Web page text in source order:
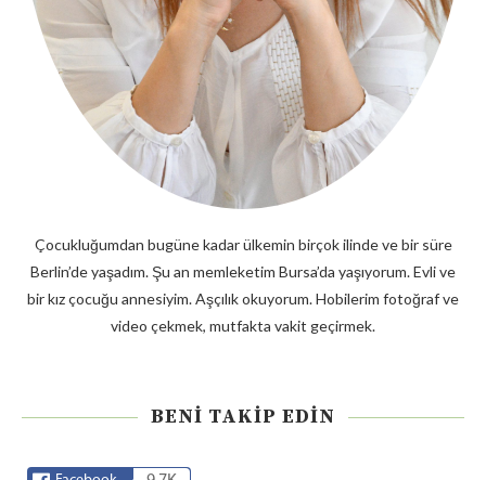
Çocukluğumdan bugüne kadar ülkemin birçok ilinde ve bir süre
Berlin’de yaşadım. Şu an memleketim Bursa’da yaşıyorum. Evli ve
bir kız çocuğu annesiyim. Aşçılık okuyorum. Hobilerim fotoğraf ve
video çekmek, mutfakta vakit geçirmek.
BENI TAKIP EDIN